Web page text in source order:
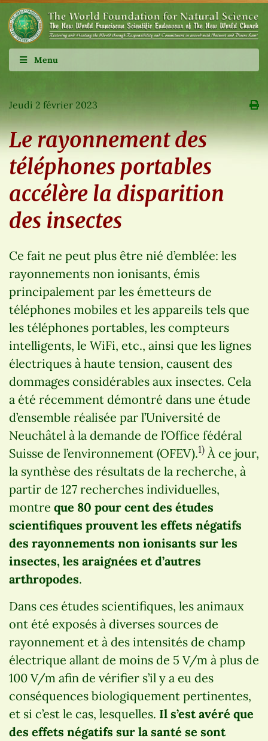
Menu
Jeudi 2 février 2023
Le rayonnement des
téléphones portables
accélère la disparition
des insectes
Ce fait ne peut plus être nié d’emblée: les
rayonnements non ionisants, émis
principalement par les émetteurs de
téléphones mobiles et les appareils tels que
les téléphones portables, les compteurs
intelligents, le WiFi, etc., ainsi que les lignes
électriques à haute tension, causent des
dommages considérables aux insectes. Cela
a été récemment démontré dans une étude
d’ensemble réalisée par l’Université de
Neuchâtel à la demande de l’Office fédéral
Suisse de l’environnement (OFEV).1) À ce jour,
la synthèse des résultats de la recherche, à
partir de 127 recherches individuelles,
montre que 80 pour cent des études
scientifiques prouvent les effets négatifs
des rayonnements non ionisants sur les
insectes, les araignées et d’autres
arthropodes.
Dans ces études scientifiques, les animaux
ont été exposés à diverses sources de
rayonnement et à des intensités de champ
électrique allant de moins de 5 V/m à plus de
100 V/m afin de vérifier s’il y a eu des
conséquences biologiquement pertinentes,
et si c’est le cas, lesquelles. Il s’est avéré que
des effets négatifs sur la santé se sont